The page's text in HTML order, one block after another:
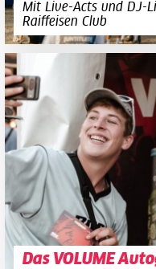
Mit Live-Acts und DJ-
Raiffeisen Club
Das VOLUME